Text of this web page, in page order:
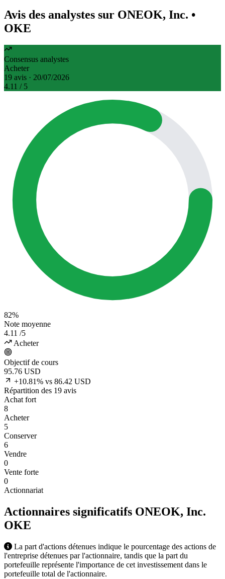
Avis des analystes sur ONEOK, Inc. •
OKE
Consensus analystes
Acheter
19 avis · 20/07/2026
4.11 / 5
82%
Note moyenne
4.11 /5
Acheter
Objectif de cours
95.76 USD
+10.81% vs 86.42 USD
Répartition des 19 avis
Achat fort
8
Acheter
5
Conserver
6
Vendre
0
Vente forte
0
Actionnariat
Actionnaires significatifs ONEOK, Inc.
OKE
La part d'actions détenues indique le pourcentage des actions de
l'entreprise détenues par l'actionnaire, tandis que la part du
portefeuille représente l'importance de cet investissement dans le
portefeuille total de l'actionnaire.